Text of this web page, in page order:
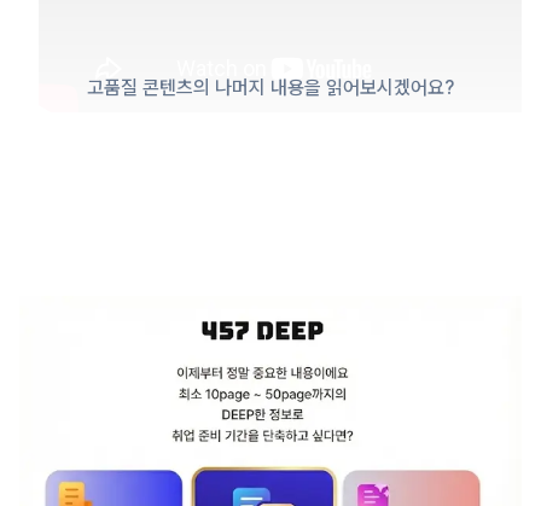
고품질 콘텐츠의 나머지 내용을 읽어보시겠어요?